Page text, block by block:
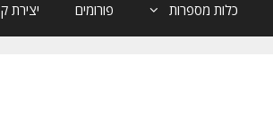
כלות מספרות פורומים יצירת